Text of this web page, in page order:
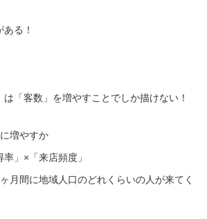
ある！
は「客数」を増やすことでしか描けない！
増やすか
率」×「来店頻度」
月間に地域人口のどれくらいの人が来てく